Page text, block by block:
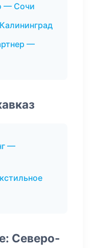
— Сочи
—
—
Северо-